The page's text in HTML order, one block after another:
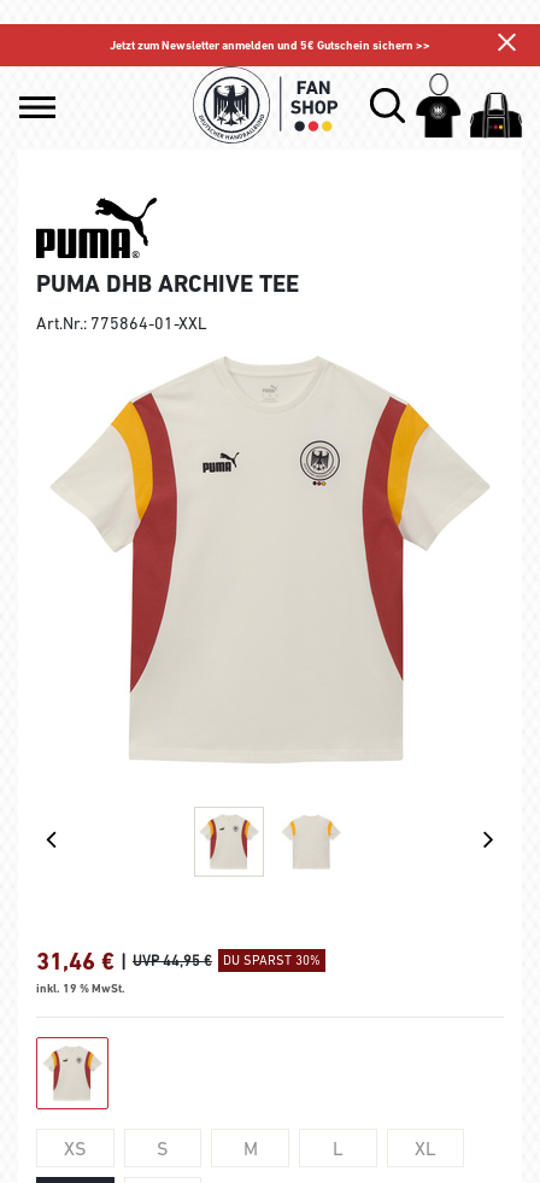
Jetzt zum Newsletter anmelden und 5€ Gutschein sichern >>
PUMA DHB ARCHIVE TEE
Art.Nr.: 775864-01-XXL
31,46 € | UVP 44,95 € DU SPARST 30%
inkl. 19 % MwSt.
XS S M L XL